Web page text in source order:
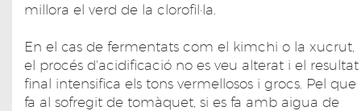
millora el verd de la clorofil·la.
En el cas de fermentats com el kimchi o la xucrut,
el procés d'acidificació no es veu alterat i el resultat
final intensifica els tons vermellosos i grocs. Pel que
fa al sofregit de tomàquet, si es fa amb aigua de